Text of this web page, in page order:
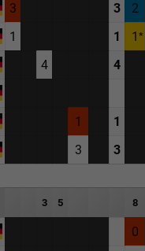
3 3 2
1 1 1
4 4
1 1
3 3
3 5 8
0